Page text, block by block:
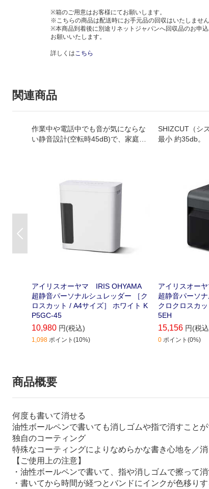
※箱のご用意はお客様にてお願いします。
※こちらの商品は配送時にお手元品の回収はいたしません
※本商品到着後に別途リネットジャパンへ回収品のお申
お願いいたします。
詳しくは こちら
関連商品
作業中や電話中でも音が気にならな
い静音設計(空転時45dB)で、家庭や
アイリスオーヤマ IRIS OHYAMA
超静音パーソナルシュレッダー ［ク
ロスカット / A4サイズ］ ホワイト K
P5GC-45
10,980 円(税込)
1,098 ポイント(10%)
SHIZCUT（シ
最小 約35db。
アイリスオー
超静音パーソ
クロクロスカ
5EH
15,156 円(税
0 ポイント(0%)
商品概要
何度も書いて消せる
油性ボールペンで書いても消しゴムや指で消すことが
独自のコーティング
特殊なコーティングによりなめらかな書き心地を／消
【ご使用上の注意】
・油性ボールペンで書いて、指や消しゴムで擦って消
・書いてから時間が経つとバンドにインクが色移り